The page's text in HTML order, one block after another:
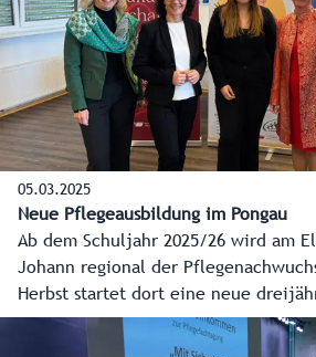
05.03.2025
Neue Pflegeausbildung im Pongau
Ab dem Schuljahr 2025/26 wird am
Johann regional der
Herbst startet dort eine neue
Sozialberufe mit
der Kardinal Schwarzenberg